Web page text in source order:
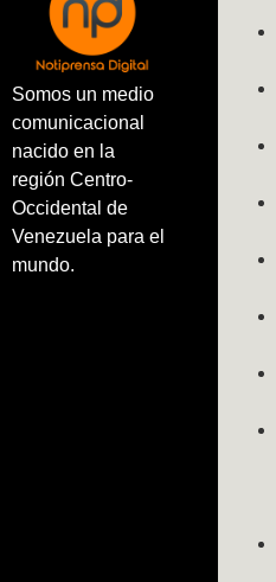
Somos un medio
comunicacional
nacido en la
región Centro-
Occidental de
Venezuela para el
mundo.